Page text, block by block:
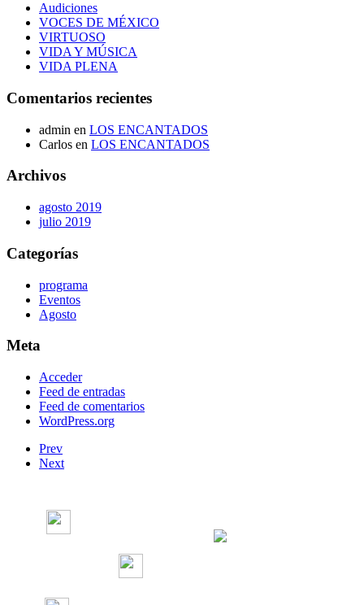
Audiciones
VOCES DE MÉXICO
VIRTUOSO
VIDA Y MÚSICA
VIDA PLENA
Comentarios recientes
admin en LOS ENCANTADOS
Carlos en LOS ENCANTADOS
Archivos
agosto 2019
julio 2019
Categorías
programa
Eventos
Agosto
Meta
Acceder
Feed de entradas
Feed de comentarios
WordPress.org
Prev
Next